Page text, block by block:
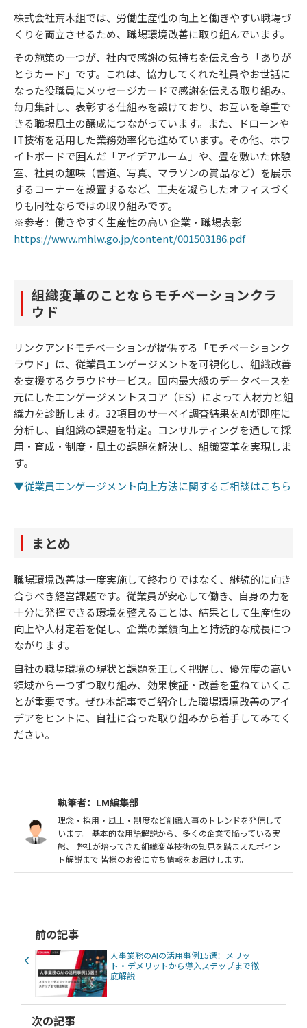
株式会社荒木組では、労働生産性の向上と働きやすい職場づ
くりを両立させるため、職場環境改善に取り組んでいます。
その施策の一つが、社内で感謝の気持ちを伝え合う「ありが
とうカード」です。これは、協力してくれた社員やお世話に
なった役職員にメッセージカードで感謝を伝える取り組み。
毎月集計し、表彰する仕組みを設けており、お互いを尊重で
きる職場風土の醸成につながっています。また、ドローンや
IT技術を活用した業務効率化も進めています。その他、ホワ
イトボードで囲んだ「アイデアルーム」や、畳を敷いた休憩
室、社員の趣味（書道、写真、マラソンの賞品など）を展示
するコーナーを設置するなど、工夫を凝らしたオフィスづく
りも同社ならではの取り組みです。
※参考：働きやすく生産性の高い 企業・職場表彰
https://www.mhlw.go.jp/content/001503186.pdf
組織変革のことならモチベーションクラ
ウド
リンクアンドモチベーションが提供する「モチベーションク
ラウド」は、従業員エンゲージメントを可視化し、組織改善
を支援するクラウドサービス。国内最大級のデータベースを
元にしたエンゲージメントスコア（ES）によって人材力と組
織力を診断します。32項目のサーベイ調査結果をAIが即座に
分析し、自組織の課題を特定。コンサルティングを通して採
用・育成・制度・風土の課題を解決し、組織変革を実現しま
す。
▼従業員エンゲージメント向上方法に関するご相談はこちら
まとめ
職場環境改善は一度実施して終わりではなく、継続的に向き
合うべき経営課題です。従業員が安心して働き、自身の力を
十分に発揮できる環境を整えることは、結果として生産性の
向上や人材定着を促し、企業の業績向上と持続的な成長につ
ながります。
自社の職場環境の現状と課題を正しく把握し、優先度の高い
領域から一つずつ取り組み、効果検証・改善を重ねていくこ
とが重要です。ぜひ本記事でご紹介した職場環境改善のアイ
デアをヒントに、自社に合った取り組みから着手してみてく
ださい。
執筆者：LM編集部
理念・採用・風土・制度など組織人事のトレンドを発信して
います。 基本的な用語解説から、多くの企業で陥っている実
態、 弊社が培ってきた組織変革技術の知見を踏まえたポイン
ト解説まで 皆様のお役に立ち情報をお届けします。
前の記事
人事業務のAIの活用事例15選！メリッ
ト・デメリットから導入ステップまで徹
底解説
次の記事